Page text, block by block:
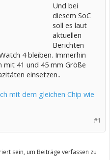
Und bei
diesem SoC
soll es laut
aktuellen
Berichten
4 bleiben. Immerhin
mit 41 und 45 mm Größe
einsetzen..
mit dem gleichen Chip wie
#1
sein, um Beiträge verfassen zu